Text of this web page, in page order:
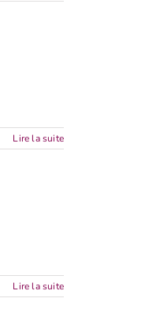
Lire la suite
Lire la suite